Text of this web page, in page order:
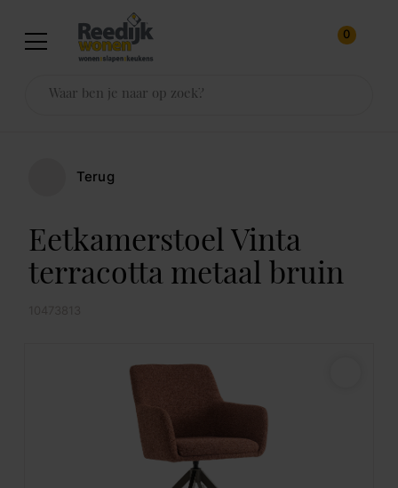
0
Terug
Eetkamerstoel Vinta
terracotta metaal bruin